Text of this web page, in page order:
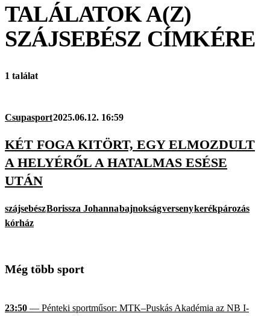
TALÁLATOK A(Z)
SZÁJSEBÉSZ CÍMKÉRE
1 találat
Csupasport2025.06.12. 16:59
KÉT FOGA KITÖRT, EGY ELMOZDULT
A HELYÉRŐL A HATALMAS ESÉSE
UTÁN
szájsebészBorissza Johannabajnokságversenykerékpározás
kórház
Még több sport
23:50 — Pénteki sportműsor: MTK–Puskás Akadémia az NB I-